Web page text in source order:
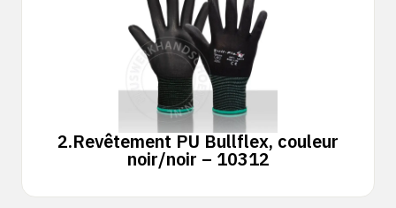
2.Revêtement PU Bullflex, couleur
noir/noir – 10312